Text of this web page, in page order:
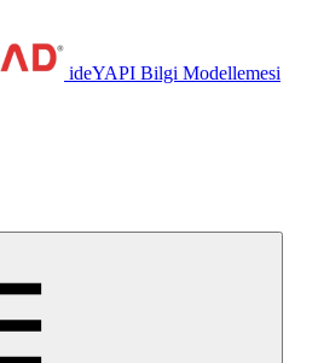
ideYAPI Bilgi Modellemesi